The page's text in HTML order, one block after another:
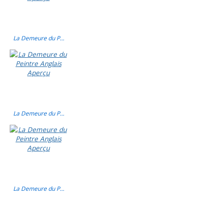
La Demeure du P...
La Demeure du P...
La Demeure du P...